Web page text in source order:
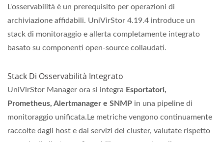
L'osservabilità è un prerequisito per operazioni di
archiviazione affidabili. UniVirStor 4.19.4 introduce un
stack di monitoraggio e allerta completamente integrato
basato su componenti open-source collaudati.
Stack Di Osservabilità Integrato
UniVirStor Manager ora si integra Esportatori,
Prometheus, Alertmanager e SNMP in una pipeline di
monitoraggio unificata.Le metriche vengono continuamente
raccolte dagli host e dai servizi del cluster, valutate rispetto